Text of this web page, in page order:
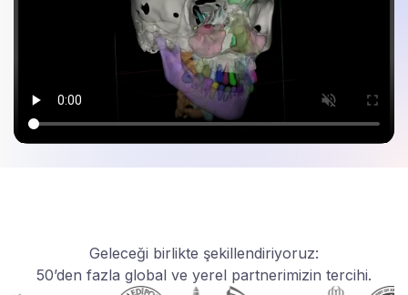
Geleceği birlikte şekillendiriyoruz:
50’den fazla global ve yerel partnerimizin tercihi.